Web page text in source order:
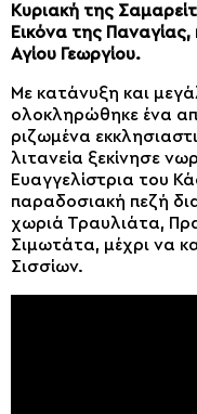
Κυριακή της
Εικόνα της
Αγίου Γεωργίου.
Με κατάνυξη και
ολοκληρώθηκε ένα
ριζωμένα
λιτανεία ξεκίνησε
Ευαγγελίστρια του
παραδοσιακή πεζή
χωριά Τραυλιάτα,
Σιμωτάτα, μέχρι να
Σισσίων.